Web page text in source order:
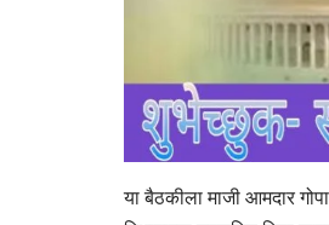
या बैठकीला माजी आमदार